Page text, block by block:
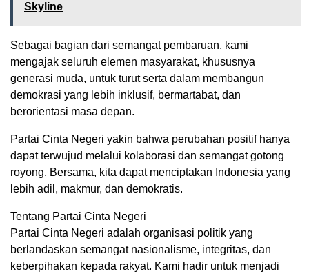
Skyline
Sebagai bagian dari semangat pembaruan, kami
mengajak seluruh elemen masyarakat, khususnya
generasi muda, untuk turut serta dalam membangun
demokrasi yang lebih inklusif, bermartabat, dan
berorientasi masa depan.
Partai Cinta Negeri yakin bahwa perubahan positif hanya
dapat terwujud melalui kolaborasi dan semangat gotong
royong. Bersama, kita dapat menciptakan Indonesia yang
lebih adil, makmur, dan demokratis.
Tentang Partai Cinta Negeri
Partai Cinta Negeri adalah organisasi politik yang
berlandaskan semangat nasionalisme, integritas, dan
keberpihakan kepada rakyat. Kami hadir untuk menjadi